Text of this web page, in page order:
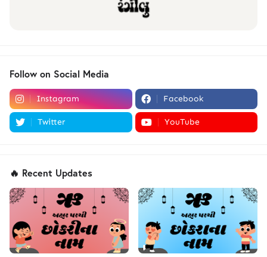
Follow on Social Media
Instagram Facebook
Twitter YouTube
🔥 Recent Updates